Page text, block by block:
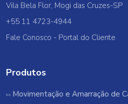
Vila Bela Flor, Mogi das Cruzes-SP
+55 11 4723-4944
Fale Conosco - Portal do Cliente
Produtos
Movimentação e Amarração de